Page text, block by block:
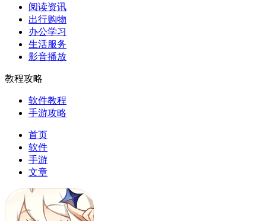
阅读资讯
出行购物
办公学习
生活服务
影音播放
教程攻略
软件教程
手游攻略
首页
软件
手游
文章